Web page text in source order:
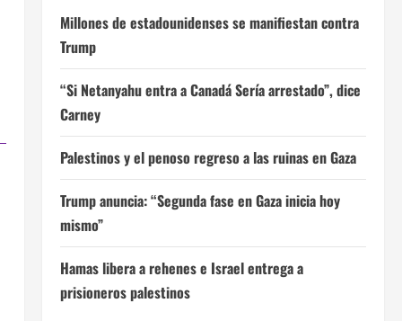
Millones de estadounidenses se manifiestan contra
Trump
“Si Netanyahu entra a Canadá Sería arrestado”, dice
Carney
Palestinos y el penoso regreso a las ruinas en Gaza
Trump anuncia: “Segunda fase en Gaza inicia hoy
mismo”
Hamas libera a rehenes e Israel entrega a
prisioneros palestinos